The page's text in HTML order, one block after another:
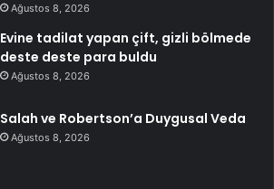
Ağustos 8, 2026
Evine tadilat yapan çift, gizli bölmede
deste deste para buldu
Ağustos 8, 2026
Salah ve Robertson’a Duygusal Veda
Ağustos 8, 2026